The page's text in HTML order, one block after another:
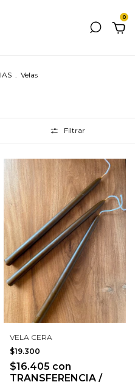
0
. Velas
Filtrar
VELA CERA
$19.300
$16.405 con
TRANSFERENCIA /